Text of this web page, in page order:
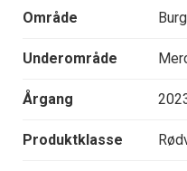
Område
Underområde
Årgang
Produktklasse